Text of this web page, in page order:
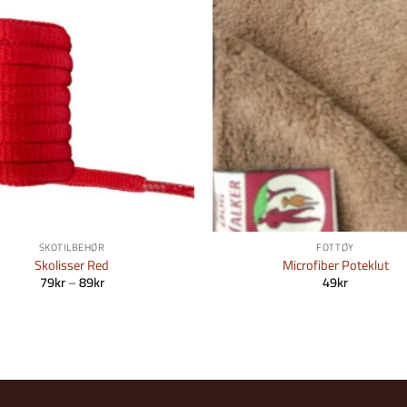
SKOTILBEHØR
Skolisser Red
79kr–89krPrisområde:
FOTTØY
Microfiber Poteklut
49kr